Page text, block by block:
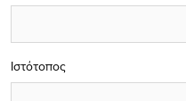
Ιστότοπος